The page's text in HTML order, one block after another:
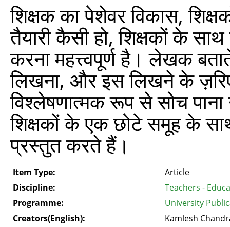
शिक्षक का पेशेवर विकास,
तैयारी कैसी हो, शिक्षकों के
करना महत्त्वपूर्ण है। लेखक
लिखना, और इस लिखने के ज़रिए
विश्लेषणात्मक रूप से सोच
शिक्षकों के एक छोटे समूह के
प्रस्तुत करते हैं।
Item Type:
Article
Discipline:
Teachers -
Programme:
University
Creators(English):
Kamlesh